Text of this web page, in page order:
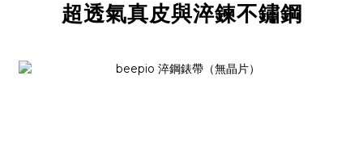
超透氣真皮與淬鍊不鏽鋼